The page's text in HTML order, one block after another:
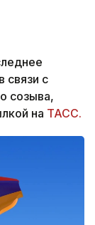
связи с
созыва,
на ТАСС.